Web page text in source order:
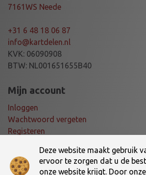
Deze website maakt gebruik
ervoor te zorgen dat u de
onze website krijgt. Door
7161WS Neede
+31 6 48 18 06 87
info@kartdelen.nl
KVK: 06090908
BTW: NL001651655B40
Mijn account
Inloggen
Wachtwoord vergeten
Registeren
Voorwaarden
Algemene voorwaarden